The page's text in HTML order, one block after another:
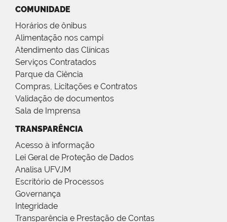
COMUNIDADE
Horários de ônibus
Alimentação nos campi
Atendimento das Clínicas
Serviços Contratados
Parque da Ciência
Compras, Licitações e Contratos
Validação de documentos
Sala de Imprensa
TRANSPARÊNCIA
Acesso à informação
Lei Geral de Proteção de Dados
Analisa UFVJM
Escritório de Processos
Governança
Integridade
Transparência e Prestação de Contas